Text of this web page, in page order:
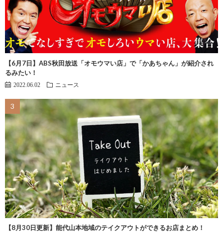
【6月7日】ABS秋田放送「オモウマい店」で「かあちゃん」が紹介され
るみたい！
2022.06.02 ニュース
【8月30日更新】能代山本地域のテイクアウトができるお店まとめ！